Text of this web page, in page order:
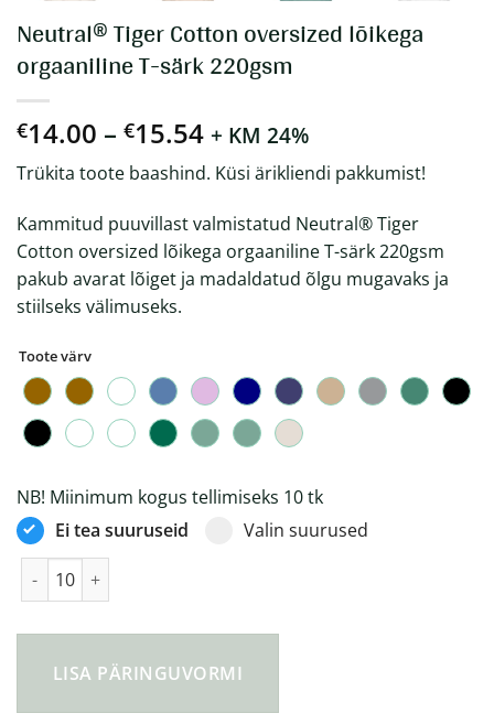
Neutral® Tiger Cotton oversized lõikega
orgaaniline T-särk 220gsm
€14.00 – €15.54Hinnavahemik:
€14.00
kuni
€15.54
+ KM 24%
Trükita toote baashind. Küsi ärikliendi pakkumist!
Kammitud puuvillast valmistatud Neutral® Tiger
Cotton oversized lõikega orgaaniline T-särk 220gsm
pakub avarat lõiget ja madaldatud õlgu mugavaks ja
stiilseks välimuseks.
Toote värv
NB! Miinimum kogus tellimiseks 10 tk
Ei tea suuruseid
Valin suurused
LISA PÄRINGUVORMI